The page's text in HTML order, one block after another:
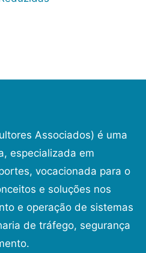
Associados) é uma
especializada em
vocacionada para o
e soluções nos
e operação de sistemas
de tráfego, segurança